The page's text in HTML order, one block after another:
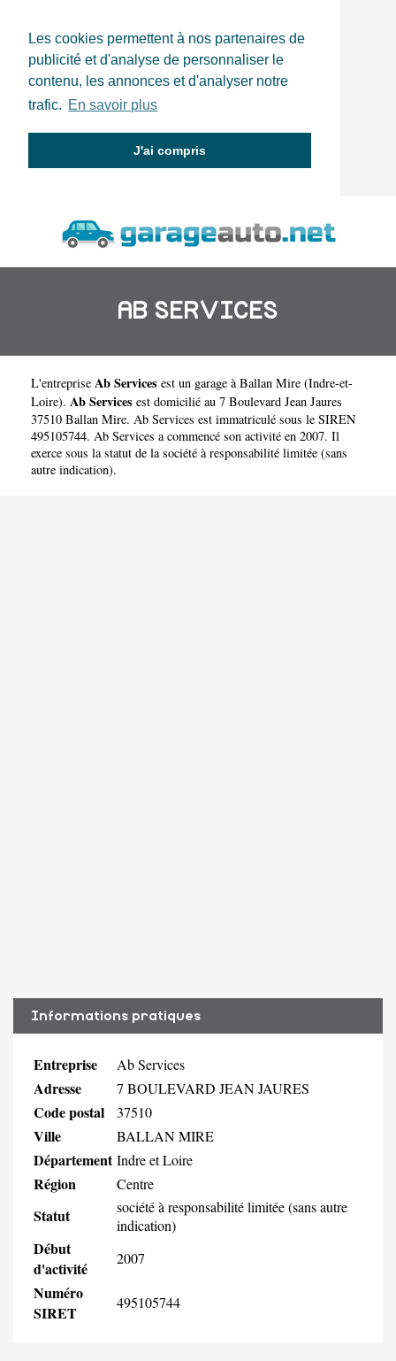
Les cookies permettent à nos partenaires de
publicité et d'analyse de personnaliser le
contenu, les annonces et d'analyser notre
trafic. En savoir plus
J'ai compris
AB SERVICES
L'entreprise Ab Services est un garage à Ballan Mire (Indre-et-
Loire). Ab Services est domicilié au 7 Boulevard Jean Jaures
37510 Ballan Mire. Ab Services est immatriculé sous le SIREN
495105744. Ab Services a commencé son activité en 2007. Il
exerce sous la statut de la société à responsabilité limitée (sans
autre indication).
Informations pratiques
Entreprise Ab Services
Adresse 7 BOULEVARD JEAN JAURES
Code postal 37510
Ville BALLAN MIRE
Département Indre et Loire
Région Centre
Statut
société à responsabilité limitée (sans autre
indication)
Début
d'activité
2007
Numéro
SIRET
495105744